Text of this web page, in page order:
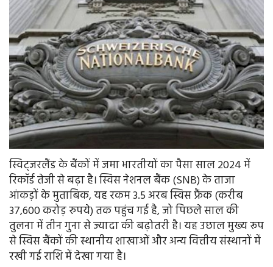
स्विट्जरलैंड के बैंकों में जमा भारतीयों का पैसा साल 2024 में
रिकॉर्ड तेजी से बढ़ा है। स्विस नेशनल बैंक (SNB) के ताजा
आंकड़ों के मुताबिक, यह रकम 3.5 अरब स्विस फ्रैंक (करीब
37,600 करोड़ रुपये) तक पहुंच गई है, जो पिछले साल की
तुलना में तीन गुना से ज्यादा की बढ़ोतरी है। यह उछाल मुख्य रूप
से स्विस बैंकों की स्थानीय शाखाओं और अन्य वित्तीय संस्थानों में
रखी गई राशि में देखा गया है।